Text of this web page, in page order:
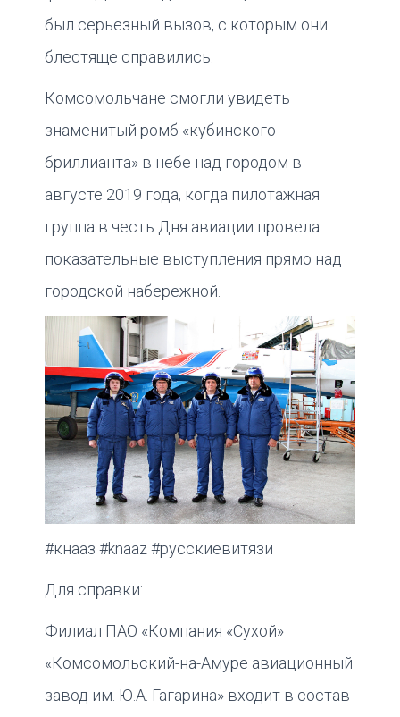
был серьезный вызов, с которым они
блестяще справились.
Комсомольчане смогли увидеть
знаменитый ромб «кубинского
бриллианта» в небе над городом в
августе 2019 года, когда пилотажная
группа в честь Дня авиации провела
показательные выступления прямо над
городской набережной.
#кнааз #knaaz #русскиевитязи
Для справки:
Филиал ПАО «Компания «Сухой»
«Комсомольский-на-Амуре авиационный
завод им. Ю.А. Гагарина» входит в состав